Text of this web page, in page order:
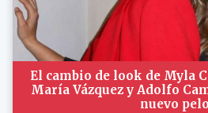
El cambio de look de Myla
María Vázquez y Adolfo
nuevo